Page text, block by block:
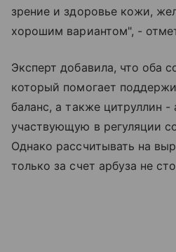
зрение и здоровье кожи,
хорошим вариантом", -
Эксперт добавила, что оба
который помогает
баланс, а также цитруллин -
участвующую в регуляции
Однако рассчитывать на
только за счет арбуза не